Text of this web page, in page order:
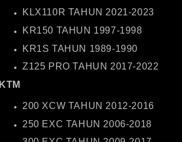
KLX110R TAHUN 2021-2023
KR150 TAHUN 1997-1998
KR1S TAHUN 1989-1990
Z125 PRO TAHUN 2017-2022
KTM
200 XCW TAHUN 2012-2016
250 EXC TAHUN 2006-2018